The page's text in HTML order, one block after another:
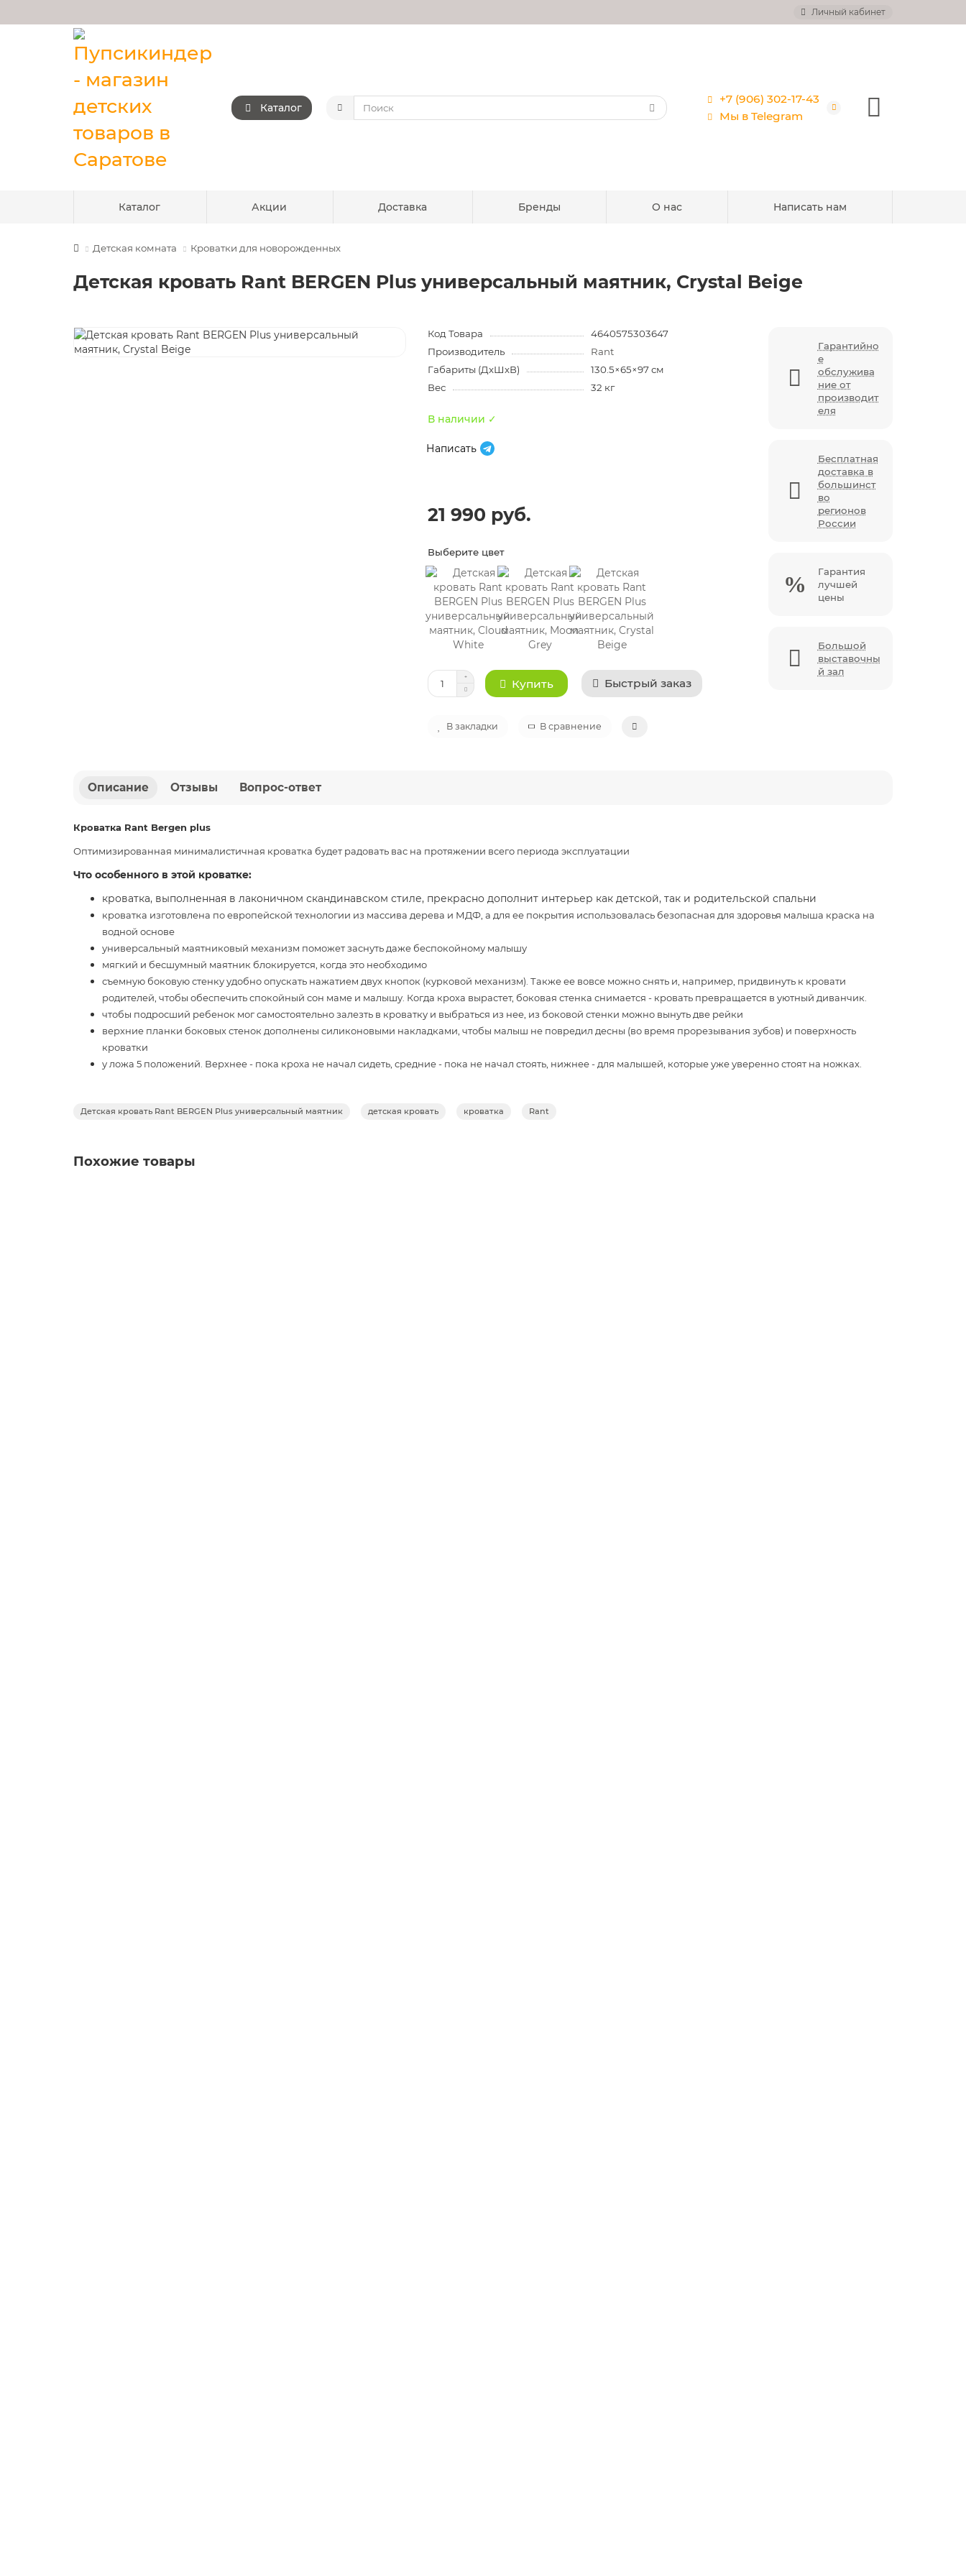
Личный кабинет
Каталог
+7 (906) 302-17-43
Мы в Telegram
Каталог Акции Доставка Бренды О нас Написать нам
Детская комната Кроватки для новорожденных
Детская кровать Rant BERGEN Plus универсальный маятник, Crystal Beige
Код Товара
4640575303647
Производитель
Rant
Габариты (ДхШхВ)
130.5×65×97 см
Вес
32 кг
В наличии ✓
Написать
21 990 руб.
Выберите цвет
Купить Быстрый заказ
В закладки В сравнение
Гарантийно
е
обслужива
ние от
производит
еля
Бесплатная
доставка в
большинст
во
регионов
России
Гарантия
лучшей
цены
Большой
выставочны
й зал
Описание Отзывы Вопрос-ответ
Кроватка Rant Bergen plus
Оптимизированная минималистичная кроватка будет радовать вас на протяжении всего периода эксплуатации
Что особенного в этой кроватке:
кроватка, выполненная в лаконичном скандинавском стиле, прекрасно дополнит интерьер как детской, так и родительской спальни
кроватка изготовлена по европейской технологии из массива дерева и МДФ, а для ее покрытия использовалась безопасная для здоровья малыша краска на
водной основе
универсальный маятниковый механизм поможет заснуть даже беспокойному малышу
мягкий и бесшумный маятник блокируется, когда это необходимо
съемную боковую стенку удобно опускать нажатием двух кнопок (курковой механизм). Также ее вовсе можно снять и, например, придвинуть к кровати
родителей, чтобы обеспечить спокойный сон маме и малышу. Когда кроха вырастет, боковая стенка снимается - кровать превращается в уютный диванчик.
чтобы подросший ребенок мог самостоятельно залезть в кроватку и выбраться из нее, из боковой стенки можно вынуть две рейки
верхние планки боковых стенок дополнены силиконовыми накладками, чтобы малыш не повредил десны (во время прорезывания зубов) и поверхность
кроватки
у ложа 5 положений. Верхнее - пока кроха не начал сидеть, средние - пока не начал стоять, нижнее - для малышей, которые уже уверенно стоят на ножках.
телескопические направляющие позволяют ящику выдерживать серьезные нагрузки
Детская кровать Rant BERGEN Plus универсальный маятник детская кровать кроватка Rant
Похожие товары